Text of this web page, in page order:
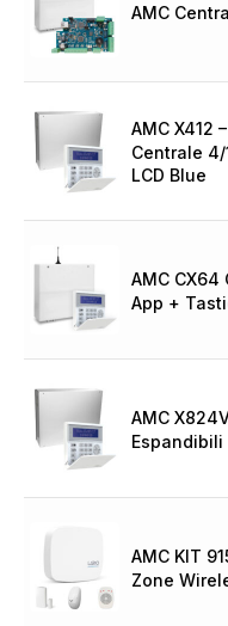
AMC
AMC X412
Centrale
LCD Blue
AMC
App +
AMC
Espandibili
AMC KIT
Zone